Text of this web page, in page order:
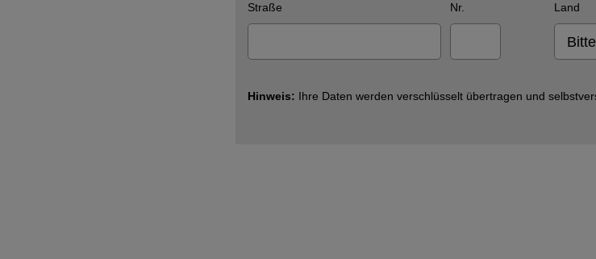
Straße Nr. Land
Hinweis: Ihre Daten werden verschlüsselt übertragen und